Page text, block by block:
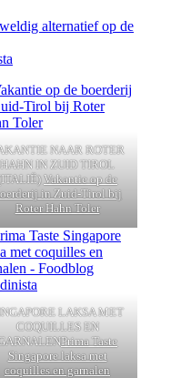
alternatief op de
NAAR ROTER
HAHN IN ZUID TIROL
Vakantie op de
in Zuid-Tirol bij
Roter Hahn Toler
LAKSA MET
COQUILLES EN
Prima Taste
Singapore laksa met
coquilles en garnalen